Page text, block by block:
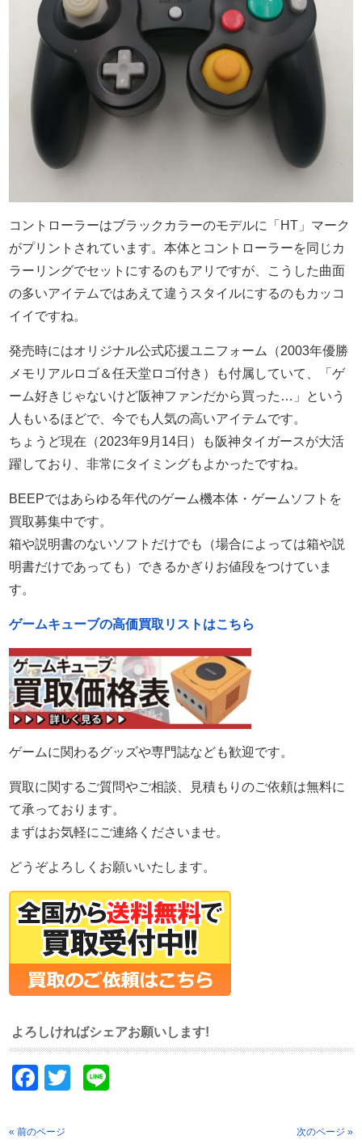
コントローラーはブラックカラーのモデルに「HT」マーク
がプリントされています。本体とコントローラーを同じカ
ラーリングでセットにするのもアリですが、こうした曲面
の多いアイテムではあえて違うスタイルにするのもカッコ
イイですね。
発売時にはオリジナル公式応援ユニフォーム（2003年優勝
メモリアルロゴ＆任天堂ロゴ付き）も付属していて、「ゲ
ーム好きじゃないけど阪神ファンだから買った…」という
人もいるほどで、今でも人気の高いアイテムです。
ちょうど現在（2023年9月14日）も阪神タイガースが大活
躍しており、非常にタイミングもよかったですね。
BEEPではあらゆる年代のゲーム機本体・ゲームソフトを
買取募集中です。
箱や説明書のないソフトだけでも（場合によっては箱や説
明書だけであっても）できるかぎりお値段をつけていま
す。
ゲームキューブの高価買取リストはこちら
ゲームに関わるグッズや専門誌なども歓迎です。
買取に関するご質問やご相談、見積もりのご依頼は無料に
て承っております。
まずはお気軽にご連絡くださいませ。
どうぞよろしくお願いいたします。
よろしければシェアお願いします!
Facebook
Twitter
« 前のページ 次のページ »